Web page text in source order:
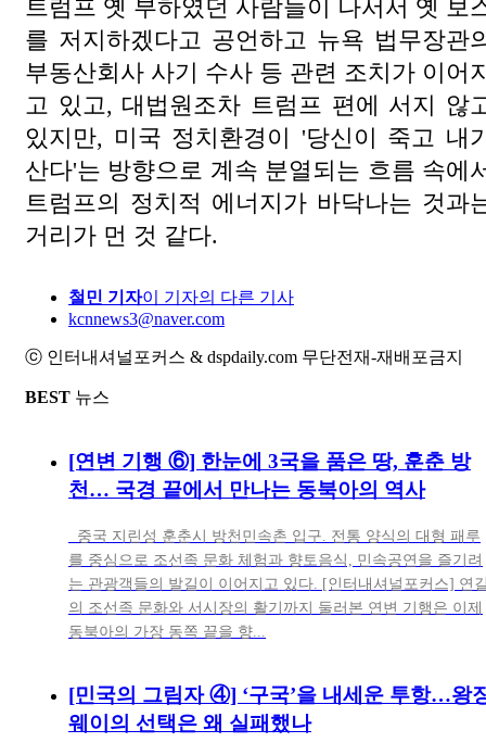
트럼프 옛 부하였던 사람들이 나서서 옛 보
를 저지하겠다고 공언하고 뉴욕 법무장관
부동산회사 사기 수사 등 관련 조치가 이어
고 있고, 대법원조차 트럼프 편에 서지 않
있지만, 미국 정치환경이 '당신이 죽고 내
산다'는 방향으로 계속 분열되는 흐름 속에
트럼프의 정치적 에너지가 바닥나는 것과
거리가 먼 것 같다.
철민 기자이 기자의 다른 기사
kcnnews3@naver.com
ⓒ 인터내셔널포커스 & dspdaily.com 무단전재-재배포금지
BEST 뉴스
[연변 기행 ⑥] 한눈에 3국을 품은 땅, 훈춘 방
천… 국경 끝에서 만나는 동북아의 역사
중국 지린성 훈춘시 방천민속촌 입구. 전통 양식의 대형 패루
를 중심으로 조선족 문화 체험과 향토음식, 민속공연을 즐기려
는 관광객들의 발길이 이어지고 있다. [인터내셔널포커스] 연
의 조선족 문화와 서시장의 활기까지 둘러본 연변 기행은 이제
동북아의 가장 동쪽 끝을 향...
[민국의 그림자 ④] ‘구국’을 내세운 투항…왕
웨이의 선택은 왜 실패했나